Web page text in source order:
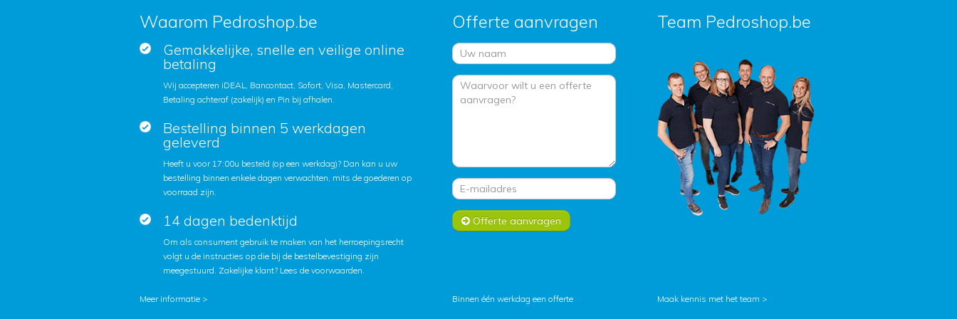
Waarom Pedroshop.be
Gemakkelijke, snelle en veilige online
betaling
Wij accepteren iDEAL, Bancontact, Sofort, Visa, Mastercard,
Betaling achteraf (zakelijk) en Pin bij afhalen.
Bestelling binnen 5 werkdagen
geleverd
Heeft u voor 17:00u besteld (op een werkdag)? Dan kan u uw
bestelling binnen enkele dagen verwachten, mits de goederen op
voorraad zijn.
14 dagen bedenktijd
Om als consument gebruik te maken van het herroepingsrecht
volgt u de instructies op die bij de bestelbevestiging zijn
meegestuurd. Zakelijke klant? Lees de voorwaarden.
Offerte aanvragen
Offerte aanvragen
Team Pedroshop.be
Meer informatie > Binnen één werkdag een offerte Maak kennis met het team >